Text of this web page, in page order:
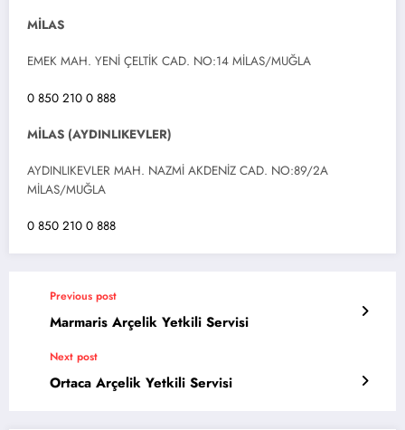
MİLAS
EMEK MAH. YENİ ÇELTİK CAD. NO:14 MİLAS/MUĞLA
0 850 210 0 888
MİLAS (AYDINLIKEVLER)
AYDINLIKEVLER MAH. NAZMİ AKDENİZ CAD. NO:89/2A
MİLAS/MUĞLA
0 850 210 0 888
Previous post
Marmaris Arçelik Yetkili Servisi
Next post
Ortaca Arçelik Yetkili Servisi